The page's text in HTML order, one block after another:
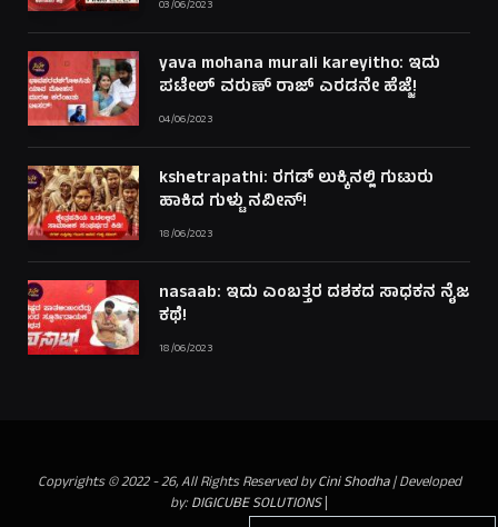
03/06/2023
yava mohana murali kareyitho: ಇದು
ಪಟೇಲ್ ವರುಣ್ ರಾಜ್ ಎರಡನೇ ಹೆಜ್ಜೆ!
04/06/2023
kshetrapathi: ರಗಡ್ ಲುಕ್ಕಿನಲ್ಲಿ ಗುಟುರು
ಹಾಕಿದ ಗುಳ್ಟು ನವೀನ್!
18/06/2023
nasaab: ಇದು ಎಂಬತ್ತರ ದಶಕದ ಸಾಧಕನ ನೈಜ
ಕಥೆ!
18/06/2023
Copyrights © 2022 - 26, All Rights Reserved byCini Shodha| Developed
by:DIGICUBE SOLUTIONS|